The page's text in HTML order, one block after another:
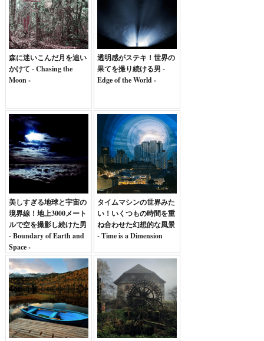
森に迷いこんだ月を追い
かけて - Chasing the
Moon -
透明感がステキ！世界の
果てを撮り続ける男 -
Edge of the World -
美しすぎる地球と宇宙の
境界線！地上3000メート
ルで空を撮影し続けた男
- Boundary of Earth and
Space -
タイムマシンの世界みた
い！いくつもの時間を重
ね合わせた幻想的な風景
- Time is a Dimension